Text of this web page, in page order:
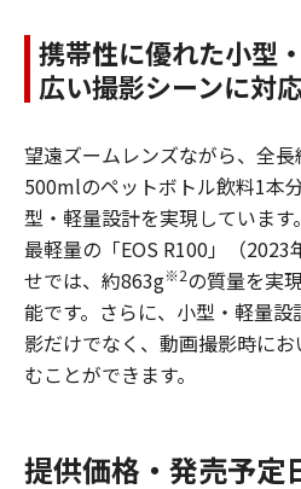
携帯性に優れた小型
広い撮影シーンに対
望遠ズームレンズながら、全
500mlのペットボトル飲料1本
型・軽量設計を実現しています
最軽量の「EOS R100」（
せでは、約863g※2の質量を実
能です。さらに、小型・軽量
影だけでなく、動画撮影時に
むことができます。
提供価格・発売予定